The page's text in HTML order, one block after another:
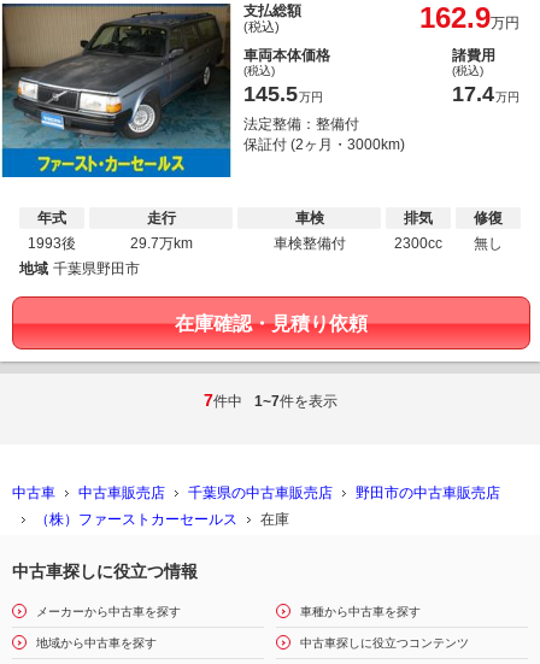
支払総額
(税込) 162.9万円
車両本体価格
(税込)
145.5万円
諸費用
(税込)
17.4万円
法定整備：整備付
保証付 (2ヶ月・3000km)
年式
1993後
走行
29.7万km
車検
車検整備付
排気
2300cc
修復
無し
地域 千葉県野田市
在庫確認・見積り依頼
7件中 1~7件を表示
中古車 中古車販売店 千葉県の中古車販売店
野田市の中古車販売店
（株）ファーストカーセールス
在庫
中古車探しに役立つ情報
メーカーから中古車を探す 車種から中古車を探す
地域から中古車を探す 中古車探しに役立つコンテンツ